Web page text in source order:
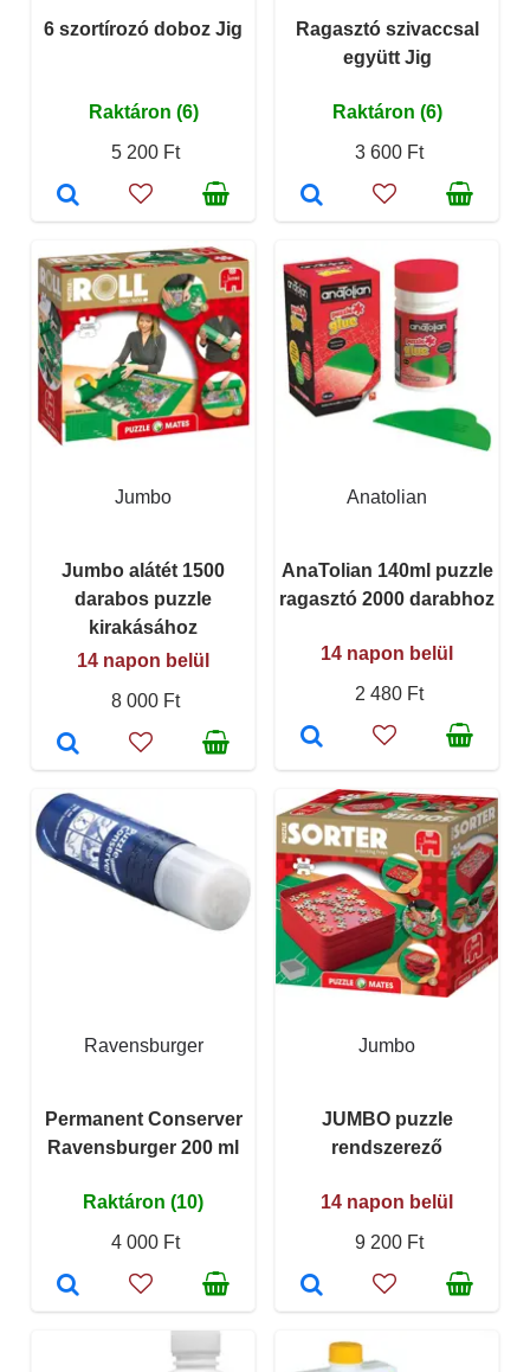
6 szortírozó doboz Jig
Raktáron (6)
5 200 Ft
Ragasztó szivaccsal
együtt Jig
Raktáron (6)
3 600 Ft
Jumbo
Jumbo alátét 1500
darabos puzzle
kirakásához
14 napon belül
8 000 Ft
Anatolian
AnaTolian 140ml puzzle
ragasztó 2000 darabhoz
14 napon belül
2 480 Ft
Ravensburger
Permanent Conserver
Ravensburger 200 ml
Raktáron (10)
4 000 Ft
Jumbo
JUMBO puzzle
rendszerező
14 napon belül
9 200 Ft